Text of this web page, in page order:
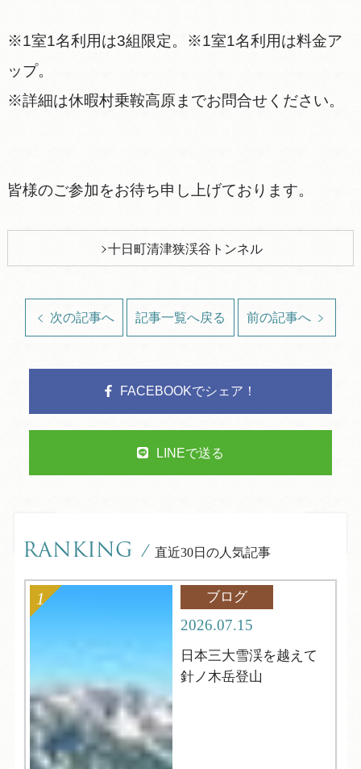
※1室1名利用は3組限定。※1室1名利用は料金ア
ップ。
※詳細は休暇村乗鞍高原までお問合せください。
皆様のご参加をお待ち申し上げております。
十日町清津狭渓谷トンネル
次の記事へ 記事一覧へ戻る 前の記事へ
FACEBOOKでシェア！
LINEで送る
RANKING / 直近30日の人気記事
ブログ
2026.07.15
日本三大雪渓を越えて
針ノ木岳登山